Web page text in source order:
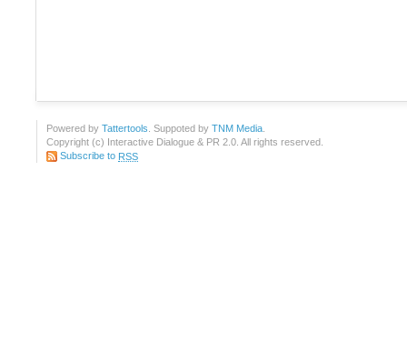
Powered by Tattertools . Suppoted by TNM Media
Copyright (c) Interactive Dialogue & PR 2.0. All rights reserved.
Subscribe to RSS